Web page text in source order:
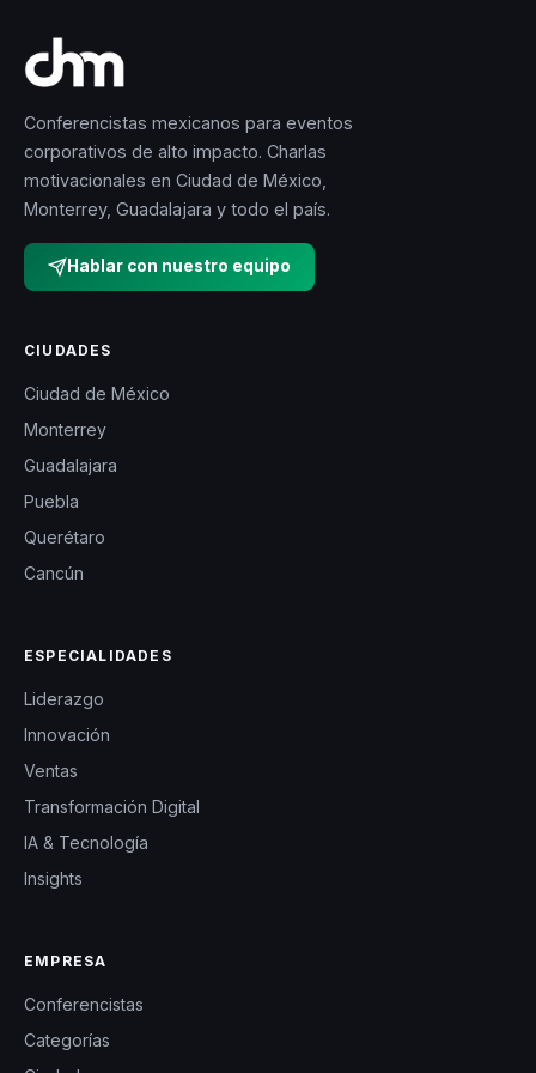
Conferencistas mexicanos para eventos
corporativos de alto impacto. Charlas
motivacionales en Ciudad de México,
Monterrey, Guadalajara y todo el país.
Hablar con nuestro equipo
CIUDADES
Ciudad de México
Monterrey
Guadalajara
Puebla
Querétaro
Cancún
ESPECIALIDADES
Liderazgo
Innovación
Ventas
Transformación Digital
IA & Tecnología
Insights
EMPRESA
Conferencistas
Categorías